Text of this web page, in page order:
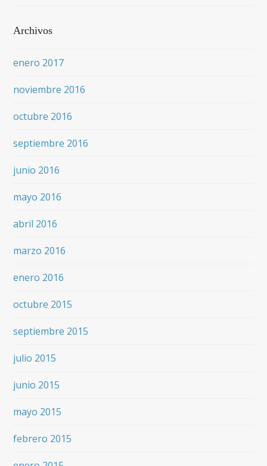
Archivos
enero 2017
noviembre 2016
octubre 2016
septiembre 2016
junio 2016
mayo 2016
abril 2016
marzo 2016
enero 2016
octubre 2015
septiembre 2015
julio 2015
junio 2015
mayo 2015
febrero 2015